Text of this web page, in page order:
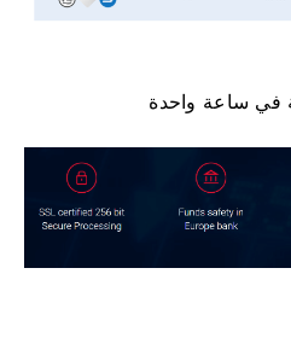
في ساعة واحدة